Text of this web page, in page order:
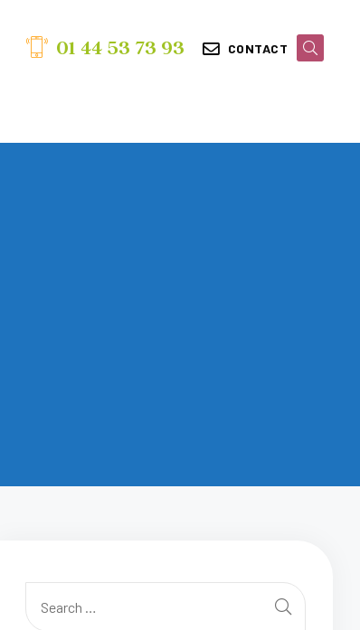
01 44 53 73 93 CONTACT